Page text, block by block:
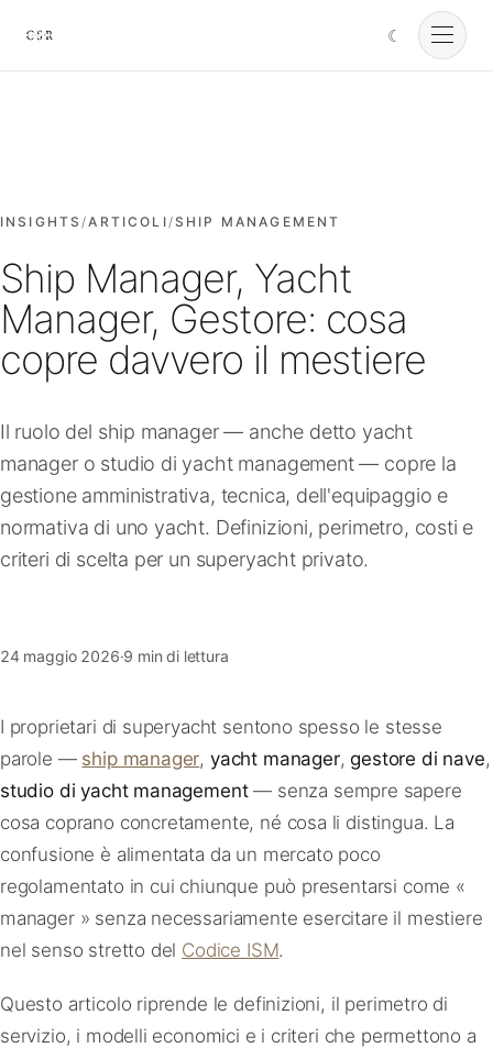
Cursorio
☾
Cursorio Manager
Strumenti
Insights
Chi siamo
FAQ
INSIGHTS/ARTICOLI/SHIP MANAGEMENT
Ship Manager, Yacht
Manager, Gestore: cosa
copre davvero il mestiere
Il ruolo del ship manager — anche detto yacht
manager o studio di yacht management — copre la
gestione amministrativa, tecnica, dell'equipaggio e
normativa di uno yacht. Definizioni, perimetro, costi e
criteri di scelta per un superyacht privato.
24 maggio 2026·9 min di lettura
I proprietari di superyacht sentono spesso le stesse
parole — ship manager, yacht manager, gestore di nave,
studio di yacht management— senza sempre sapere
cosa coprano concretamente, né cosa li distingua. La
confusione è alimentata da un mercato poco
regolamentato in cui chiunque può presentarsi come «
manager » senza necessariamente esercitare il mestiere
nel senso stretto del Codice ISM.
Questo articolo riprende le definizioni, il perimetro di
servizio, i modelli economici e i criteri che permettono a